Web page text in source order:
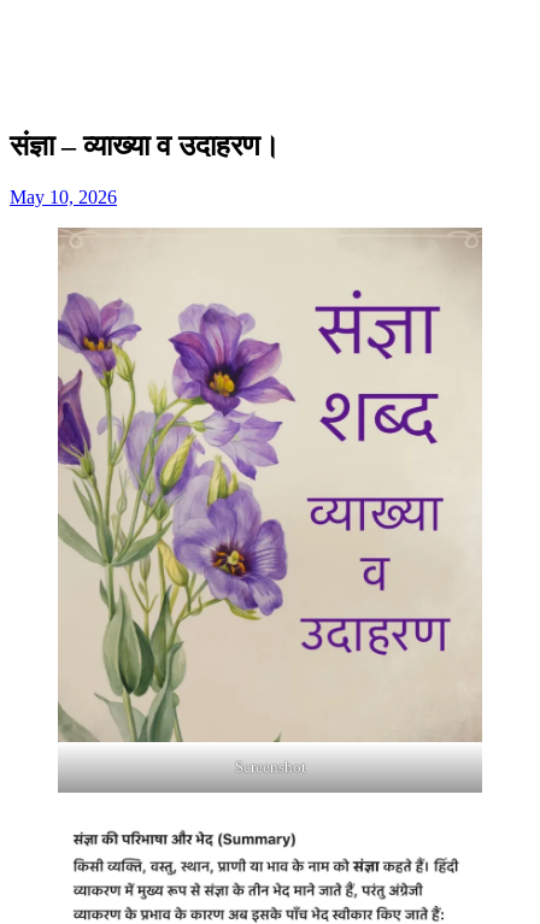
संज्ञा – व्याख्या व उदाहरण।
May 10, 2026
Screenshot